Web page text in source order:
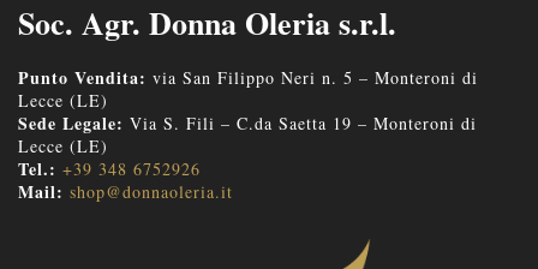
Soc. Agr. Donna Oleria s.r.l.
Punto Vendita: via San Filippo Neri n. 5 – Monteroni di
Lecce (LE)
Sede Legale: Via S. Fili – C.da Saetta 19 – Monteroni di
Lecce (LE)
Tel.: +39 348 6752926
Mail: shop@donnaoleria.it